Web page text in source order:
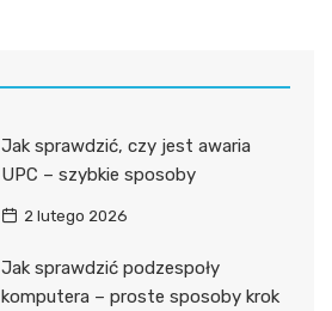
Jak sprawdzić, czy jest awaria
UPC – szybkie sposoby
2 lutego 2026
Jak sprawdzić podzespoły
komputera – proste sposoby krok